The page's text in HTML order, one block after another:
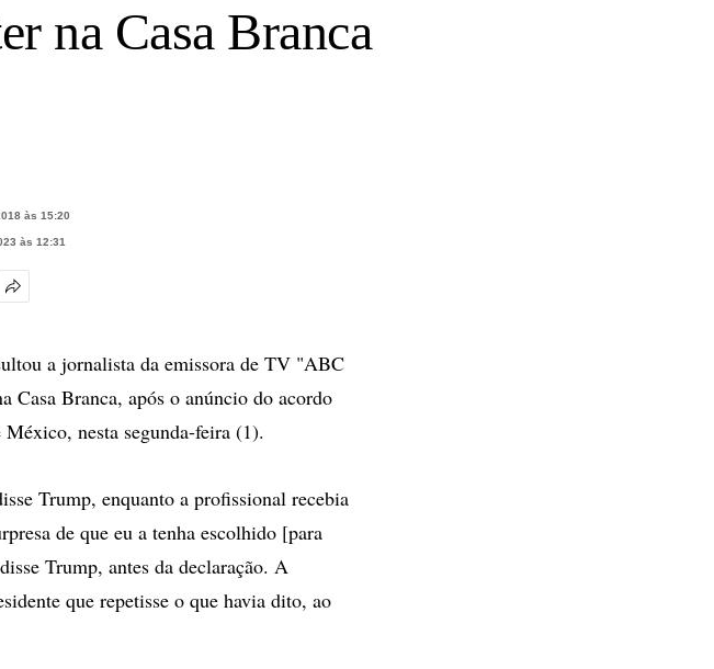
na Casa Branca
às 15:20
às 12:31
a jornalista da emissora de TV "ABC
Casa Branca, após o anúncio do acordo
nesta segunda-feira (1).
Trump, enquanto a profissional recebia
de que eu a tenha escolhido [para
Trump, antes da declaração. A
que repetisse o que havia dito, ao